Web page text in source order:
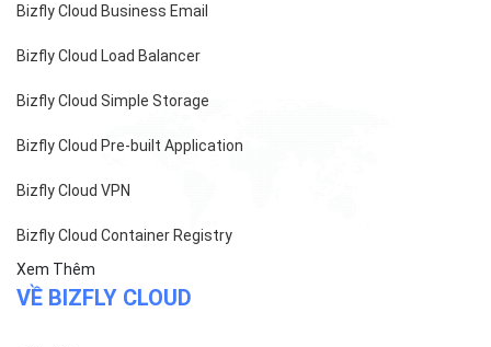
Bizfly Cloud Business Email
Bizfly Cloud Load Balancer
Bizfly Cloud Simple Storage
Bizfly Cloud Pre-built Application
Bizfly Cloud VPN
Bizfly Cloud Container Registry
Xem Thêm
VỀ BIZFLY CLOUD